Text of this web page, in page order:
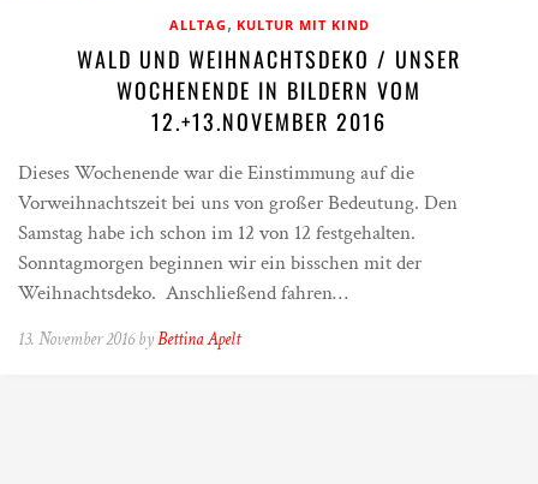
ALLTAG , KULTUR MIT KIND
WALD UND WEIHNACHTSDEKO / UNSER
WOCHENENDE IN BILDERN VOM
12.+13.NOVEMBER 2016
Dieses Wochenende war die Einstimmung auf die
Vorweihnachtszeit bei uns von großer Bedeutung. Den
Samstag habe ich schon im 12 von 12 festgehalten.
Sonntagmorgen beginnen wir ein bisschen mit der
Weihnachtsdeko. Anschließend fahren…
13. November 2016 byBettina Apelt